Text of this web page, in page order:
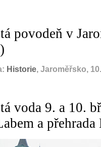
povodeň v
Historie, Jaroměřsko,
voda 9. a 10.
a